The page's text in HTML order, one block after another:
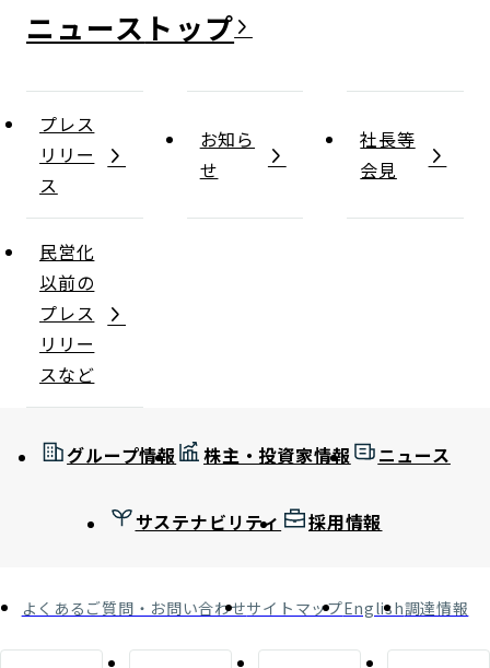
ニュース
プレス
リリー
ス
お知ら
せ
社長等
会見
民営化
以前の
プレス
リリー
スなど
グループ情報 株主・投資家情報 ニュース
サステナビリティ 採用情報
よくあるご質問・お問い合わせサイトマップEnglish調達情報